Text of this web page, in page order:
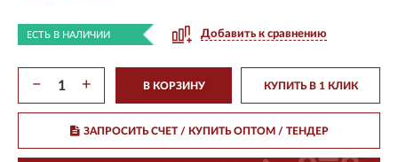
ЕСТЬ В НАЛИЧИИ Добавить к сравнению
− + В КОРЗИНУ КУПИТЬ В 1 КЛИК
ЗАПРОСИТЬ СЧЕТ / КУПИТЬ ОПТОМ/ ТЕНДЕР